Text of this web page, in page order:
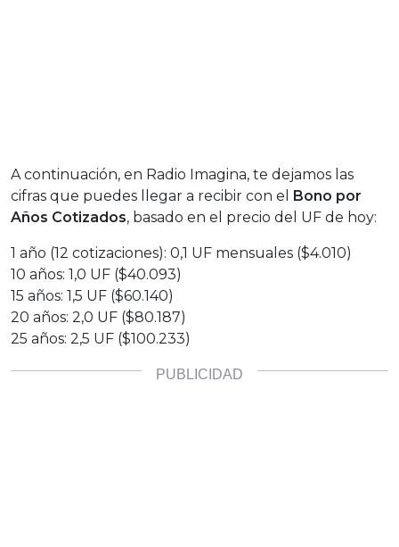
A continuación, en Radio Imagina, te dejamos las
cifras que puedes llegar a recibir con el
Bono por
Años Cotizados, basado en el precio del UF de hoy:
1 año (12 cotizaciones): 0,1 UF mensuales ($4.010)
10 años: 1,0 UF ($40.093)
15 años: 1,5 UF ($60.140)
20 años: 2,0 UF ($80.187)
25 años: 2,5 UF ($100.233)